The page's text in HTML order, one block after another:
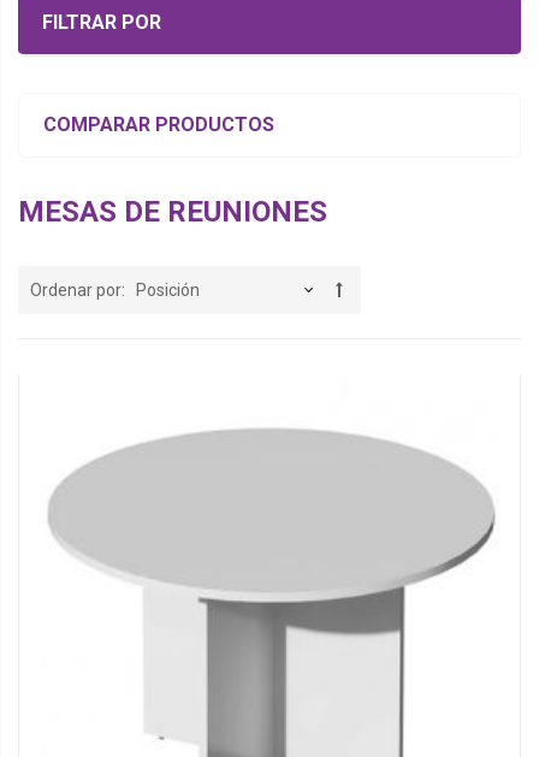
FILTRAR POR
COMPARAR PRODUCTOS
MESAS DE REUNIONES
Ordenar por